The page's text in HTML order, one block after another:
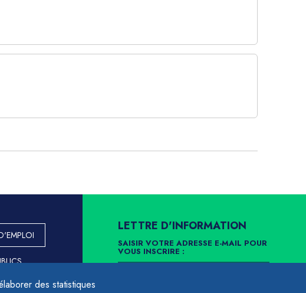
des statistiques
LETTRE D'INFORMATION
SAISIR VOTRE ADRESSE E-MAIL POUR
VOUS INSCRIRE :